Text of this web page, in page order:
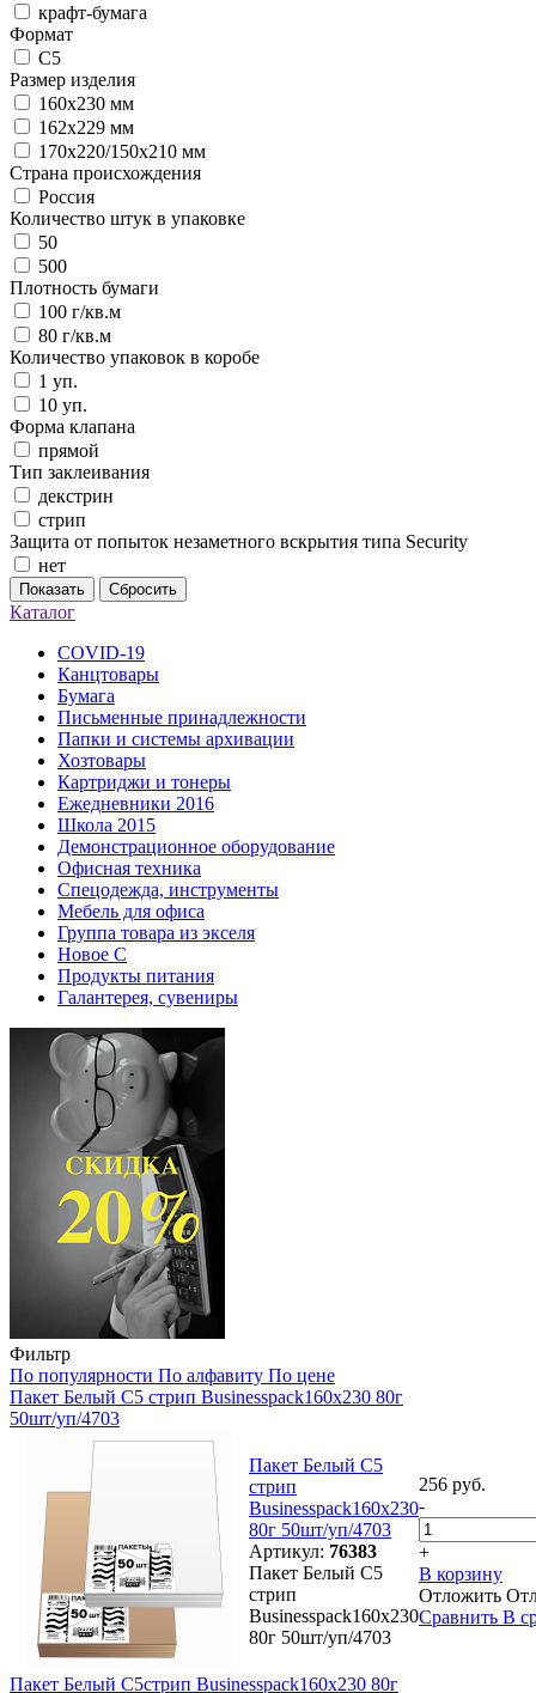
крафт-бумага
Формат
С5
Размер изделия
160х230 мм
162х229 мм
170х220/150х210 мм
Страна происхождения
Россия
Количество штук в упаковке
50
500
Плотность бумаги
100 г/кв.м
80 г/кв.м
Количество упаковок в коробе
1 уп.
10 уп.
Форма клапана
прямой
Тип заклеивания
декстрин
стрип
Защита от попыток незаметного вскрытия типа Security
нет
Показать Сбросить
Каталог
COVID-19
Канцтовары
Бумага
Письменные принадлежности
Папки и системы архивации
Хозтовары
Картриджи и тонеры
Ежедневники 2016
Школа 2015
Демонстрационное оборудование
Офисная техника
Спецодежда, инструменты
Мебель для офиса
Группа товара из экселя
Новое С
Продукты питания
Галантерея, сувениры
Фильтр
По популярности По алфавиту По цене
Пакет Белый С5 стрип Businesspack160х230 80г
50шт/уп/4703
Пакет Белый С5
стрип
Businesspack160х230
80г 50шт/уп/4703
Артикул: 76383
Пакет Белый С5
стрип
Businesspack160х230
80г 50шт/уп/4703
256 руб.
-
+
В корзину
Отложить
Сравнить В
Пакет Белый С5стрип Businesspack160х230 80г